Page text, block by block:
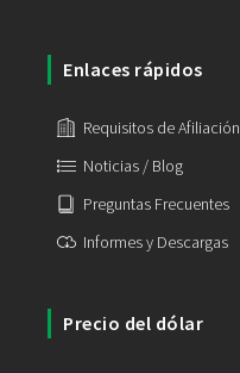
Enlaces rápidos
Requisitos de Afiliación
Noticias / Blog
Preguntas Frecuentes
Informes y Descargas
Precio del dólar